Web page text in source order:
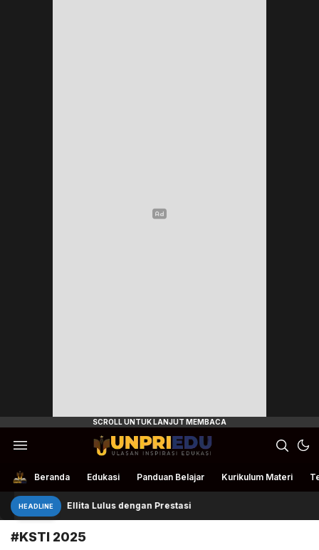
UnpriEdu
Ulasan Inspirasi Edukasi
Beranda Edukasi Panduan Belajar Kurikulum Materi
HEADLINE Ellita Lulus dengan Prestasi
#KSTI 2025